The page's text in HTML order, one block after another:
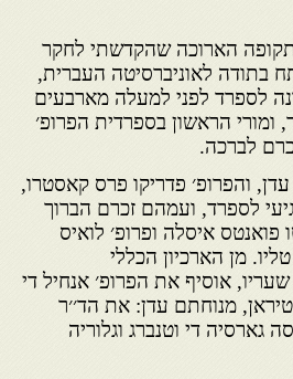
הארוכה שהקדשתי לחקר
בתודה לאוניברסיטה העברית,
לספרד לפני למעלה מארבעים
ומורי הראשון בספרדית הפרופ׳
לברכה.
והפרופ׳ פדריקו פרס קאסטרו,
לספרד, ועמהם זכרם הברוך
פואנטס איסלה ופרופ׳ לואיס
מן הארכיון הכללי
אוסיף את הפרופ׳ אנחיל די
מנוחתם עדן: את הד׳׳ר
גארסיה די וטנברג וגלוריה